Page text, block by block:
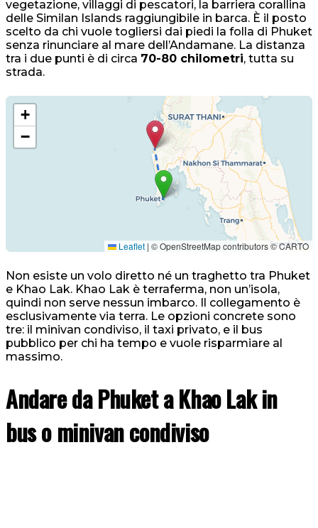
vegetazione, villaggi di pescatori, la barriera corallina
delle Similan Islands raggiungibile in barca. È il posto
scelto da chi vuole togliersi dai piedi la folla di Phuket
senza rinunciare al mare dell’Andamane. La distanza
tra i due punti è di circa 70-80 chilometri, tutta su
strada.
+
−
Leaflet | © OpenStreetMap contributors © CARTO
Non esiste un volo diretto né un traghetto tra Phuket
e Khao Lak. Khao Lak è terraferma, non un’isola,
quindi non serve nessun imbarco. Il collegamento è
esclusivamente via terra. Le opzioni concrete sono
tre: il minivan condiviso, il taxi privato, e il bus
pubblico per chi ha tempo e vuole risparmiare al
massimo.
Andare da Phuket a Khao Lak in
bus o minivan condiviso